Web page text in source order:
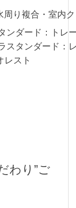
周り複合・室内
ンダード：トレ
スタンダード：
レスト
わり”ご